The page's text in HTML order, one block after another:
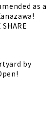
as a
by